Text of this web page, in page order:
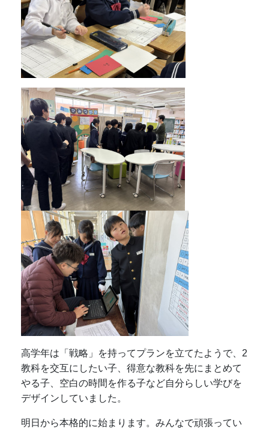
高学年は「戦略」を持ってプランを立てたようで、2
教科を交互にしたい子、得意な教科を先にまとめて
やる子、空白の時間を作る子など自分らしい学びを
デザインしていました。
明日から本格的に始まります。みんなで頑張ってい